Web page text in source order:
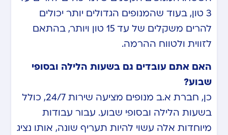
3 טון, בעוד שהמנופים הגדולים יותר יכולים
להרים משקלים של עד 15 טון ויותר, בהתאם
לזווית ולטווח ההרמה.
האם אתם עובדים גם בשעות הלילה ובסופי
שבוע?
כן, חברת א.ב מנופים מציעה שירות 24/7, כולל
בשעות הלילה ובסופי שבוע. עבור עבודות
מיוחדות אלה עשוי להיות תעריף שונה, אותו נציג